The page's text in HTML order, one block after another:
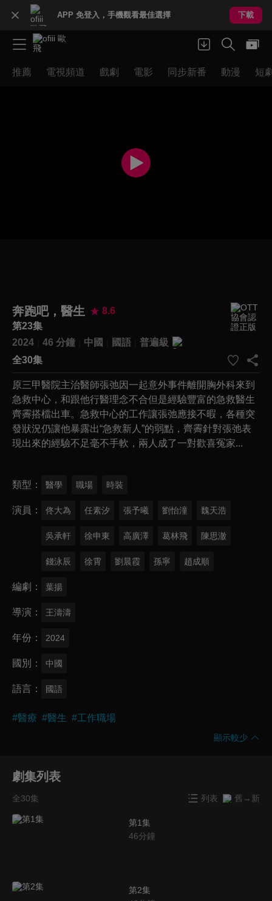
APP 免登入，手機觀看最佳選擇 下載
推薦 電視頻道 戲劇 電影 同步新番 動漫 短
奔跑吧，醫生
8.6
第23集
2024
46 分鐘 中國 國語
普遍級
全30集
原三甲醫院主治醫師張弛因一起意外事件離開胸外科來到
急救中心，和跟他行醫理念不合但是經驗豐富的急救醫生
齊霽搭檔出車。急救中心的工作讓張弛應接不暇，各種突
發狀況仍讓他暴露出“急救新人”的弱點，齊霽針對張弛表
現出來的經驗不足毫不手軟，兩人成了一對歡喜冤家...
類型 醫學 職場 時裝
演員 佟大為 任素汐 張予曦 劉怡潼 魏天浩
吳承軒 徐申東 高廣澤 葛林飛 陳思澈
錢泳辰 徐霄 劉晨霞 孫寧 趙成順
編劇 葉揚
導演 王濤濤
年份 2024
國別 中國
語言 國語
#醫療 #醫生 #工作職場
顯示較少
劇集列表
全30集 列表 舊→新
第1集
46分鐘
第2集